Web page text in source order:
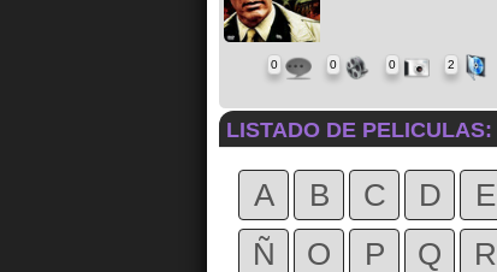
0 0 0 2
LISTADO DE PELICULAS:
A B C D E
Ñ
O P Q R